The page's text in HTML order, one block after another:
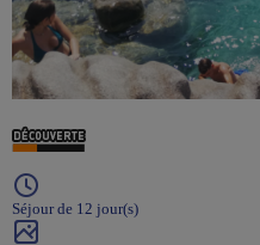
Séjour de 12 jour(s)